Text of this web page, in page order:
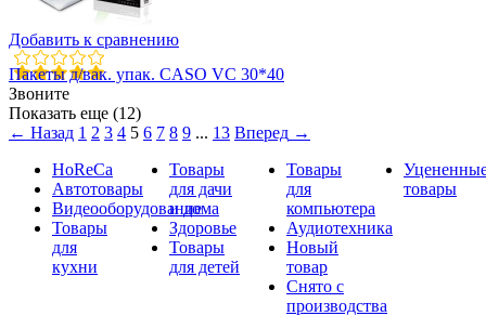
Добавить к сравнению
Пакеты д/вак. упак. CASO VC 30*40
Звоните
Показать еще (12)
← Назад 1 2 3 4 5 6 7 8 9 ... 13 Вперед →
HoReCa
Автотовары
Видеооборудование
Товары
для
кухни
Товары
для дачи
и дома
Здоровье
Товары
для детей
Товары
для
компьютера
Аудиотехника
Новый
товар
Снято с
производства
товары